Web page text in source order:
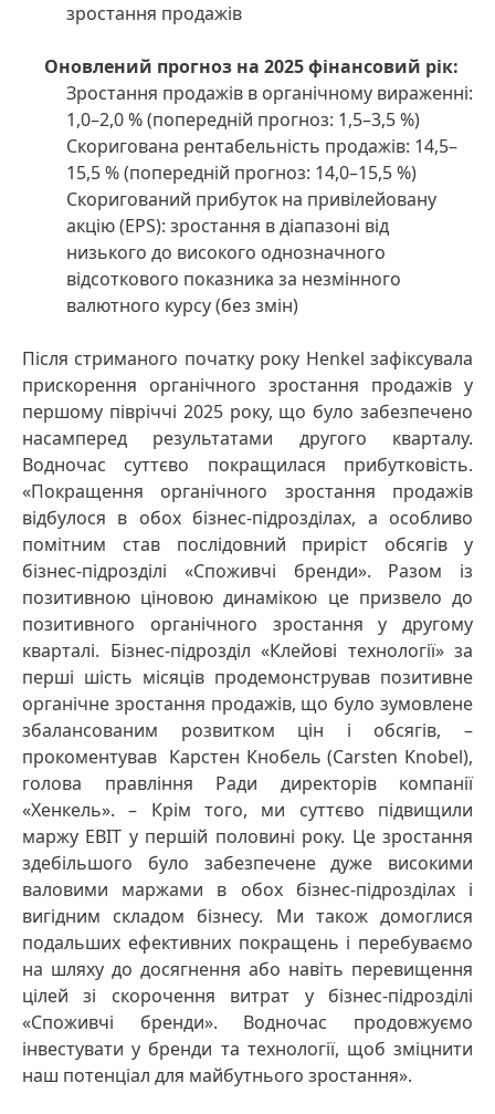
зростання продажів
Оновлений прогноз на 2025 фінансовий рік:
Зростання продажів в органічному вираженні:
1,0–2,0 %(попередній прогноз: 1,5–3,5 %)
Скоригована рентабельність продажів: 14,5–
15,5 %(попередній прогноз: 14,0–15,5 %)
Скоригований прибуток на привілейовану
акцію(EPS): зростання в діапазоні від
низького до високого однозначного
відсоткового показника за незмінного
валютного курсу(без змін)
Після стриманого початку року Henkel зафіксувала
прискорення органічного зростання продажів у
першому півріччі 2025 року, що було забезпечено
насамперед результатами другого кварталу.
Водночас суттєво покращилася прибутковість.
«Покращення органічного зростання продажів
відбулося в обох бізнес-підрозділах, а особливо
помітним став послідовний приріст обсягів у
бізнес-підрозділі «Споживчі бренди». Разом із
позитивною ціновою динамікою це призвело до
позитивного органічного зростання у другому
кварталі. Бізнес-підрозділ «Клейові технології» за
перші шість місяців продемонстрував позитивне
органічне зростання продажів, що було зумовлене
збалансованим розвитком цін і обсягів, –
прокоментував Карстен Кнобель(Carsten Knobel),
голова правління Ради директорів компанії
«Хенкель». – Крім того, ми суттєво підвищили
маржу EBIT у першій половині року. Це зростання
здебільшого було забезпечене дуже високими
валовими маржами в обох бізнес-підрозділах і
вигідним складом бізнесу. Ми також домоглися
подальших ефективних покращень і перебуваємо
на шляху до досягнення або навіть перевищення
цілей зі скорочення витрат у бізнес-підрозділі
«Споживчі бренди». Водночас продовжуємо
інвестувати у бренди та технології, щоб зміцнити
наш потенціал для майбутнього зростання».